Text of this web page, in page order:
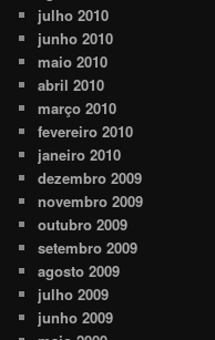
julho 2010
junho 2010
maio 2010
abril 2010
março 2010
fevereiro 2010
janeiro 2010
dezembro 2009
novembro 2009
outubro 2009
setembro 2009
agosto 2009
julho 2009
junho 2009